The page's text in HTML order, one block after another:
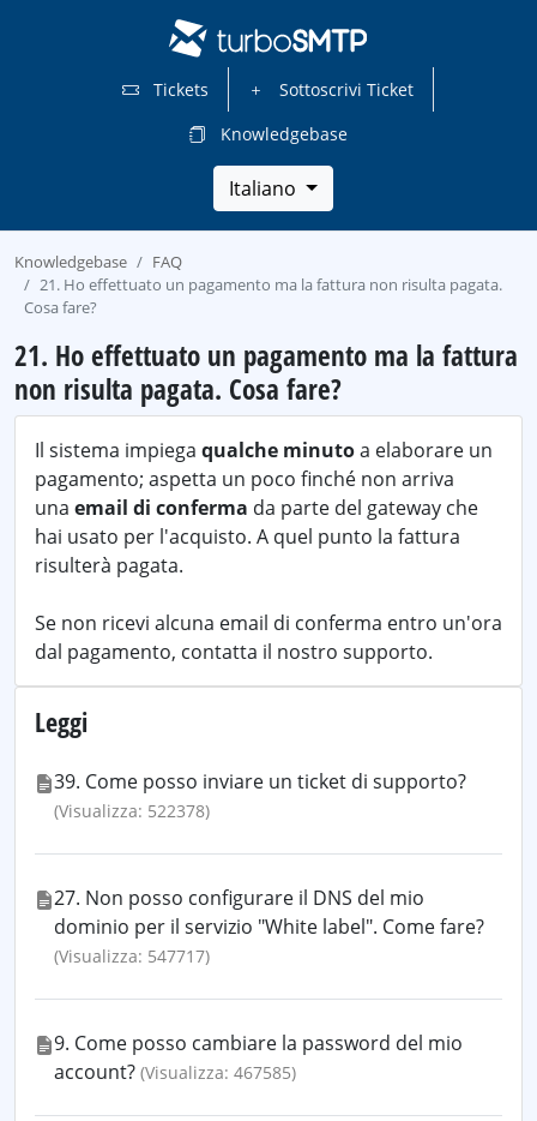
Tickets
Sottoscrivi Ticket
Knowledgebase
Italiano
Knowledgebase
FAQ
21. Ho effettuato un pagamento ma la fattura non risulta pagata.
Cosa fare?
21. Ho effettuato un pagamento ma la fattura
non risulta pagata. Cosa fare?
Il sistema impiega qualche minutoa elaborare un
pagamento; aspetta un poco finché non arriva
una email di conferma da parte del gateway che
hai usato per l'acquisto. A quel punto la fattura
risulterà pagata.
Se non ricevi alcuna email di conferma entro un'ora
dal pagamento, contatta il nostro supporto.
Leggi
39. Come posso inviare un ticket di supporto?
(Visualizza: 522378)
27. Non posso configurare il DNS del mio
dominio per il servizio "White label". Come fare?
(Visualizza: 547717)
9. Come posso cambiare la password del mio
account? (Visualizza: 467585)